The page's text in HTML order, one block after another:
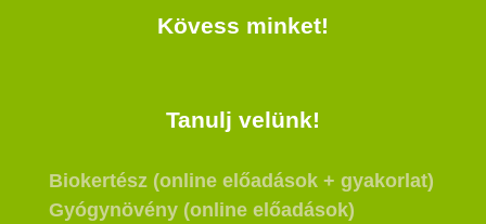
Kövess minket!
Tanulj velünk!
Biokertész (online előadások + gyakorlat)
Gyógynövény (online előadások)